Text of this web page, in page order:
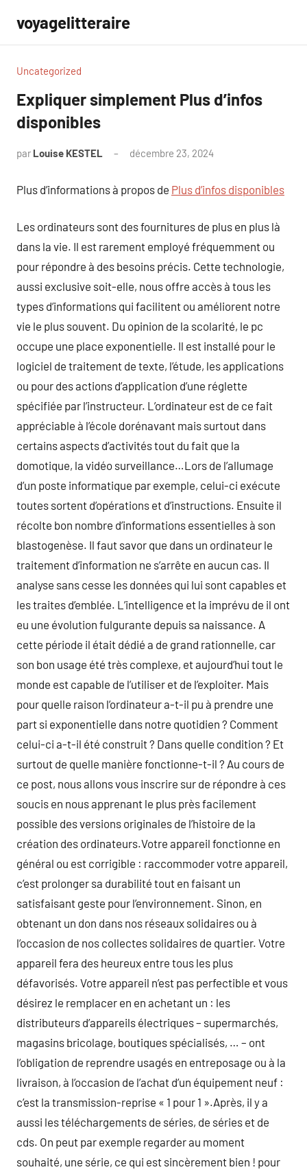
contenu
voyagelitteraire
Uncategorized
Expliquer simplement Plus d’infos
disponibles
par Louise KESTEL décembre 23, 2024
Plus d’informations à propos de Plus d’infos disponibles
Les ordinateurs sont des fournitures de plus en plus là
dans la vie. Il est rarement employé fréquemment ou
pour répondre à des besoins précis. Cette technologie,
aussi exclusive soit-elle, nous offre accès à tous les
types d’informations qui facilitent ou améliorent notre
vie le plus souvent. Du opinion de la scolarité, le pc
occupe une place exponentielle. Il est installé pour le
logiciel de traitement de texte, l’étude, les applications
ou pour des actions d’application d’une réglette
spécifiée par l’instructeur. L’ordinateur est de ce fait
appréciable à l’école dorénavant mais surtout dans
certains aspects d’activités tout du fait que la
domotique, la vidéo surveillance…Lors de l’allumage
d’un poste informatique par exemple, celui-ci exécute
toutes sortent d’opérations et d’instructions. Ensuite il
récolte bon nombre d’informations essentielles à son
blastogenèse. Il faut savor que dans un ordinateur le
traitement d’information ne s’arrête en aucun cas. Il
analyse sans cesse les données qui lui sont capables et
les traites d’emblée. L’intelligence et la imprévu de il ont
eu une évolution fulgurante depuis sa naissance. A
cette période il était dédié a de grand rationnelle, car
son bon usage été très complexe, et aujourd’hui tout le
monde est capable de l’utiliser et de l’exploiter. Mais
pour quelle raison l’ordinateur a-t-il pu à prendre une
part si exponentielle dans notre quotidien ? Comment
celui-ci a-t-il été construit ? Dans quelle condition ? Et
surtout de quelle manière fonctionne-t-il ? Au cours de
ce post, nous allons vous inscrire sur de répondre à ces
soucis en nous apprenant le plus près facilement
possible des versions originales de l’histoire de la
création des ordinateurs.Votre appareil fonctionne en
général ou est corrigible : raccommoder votre appareil,
c’est prolonger sa durabilité tout en faisant un
satisfaisant geste pour l’environnement. Sinon, en
obtenant un don dans nos réseaux solidaires ou à
l’occasion de nos collectes solidaires de quartier. Votre
appareil fera des heureux entre tous les plus
défavorisés. Votre appareil n’est pas perfectible et vous
désirez le remplacer en en achetant un : les
distributeurs d’appareils électriques – supermarchés,
magasins bricolage, boutiques spécialisés, … – ont
l’obligation de reprendre usagés en entreposage ou à la
livraison, à l’occasion de l’achat d’un équipement neuf :
c’est la transmission-reprise « 1 pour 1 ».Après, il y a
aussi les téléchargements de séries, de séries et de
cds. On peut par exemple regarder au moment
souhaité, une série, ce qui est sincèrement bien ! pour